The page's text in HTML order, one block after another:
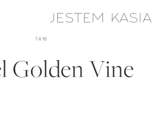
7.4.16
Golden Vine